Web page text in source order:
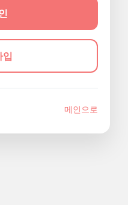
입
메인으로